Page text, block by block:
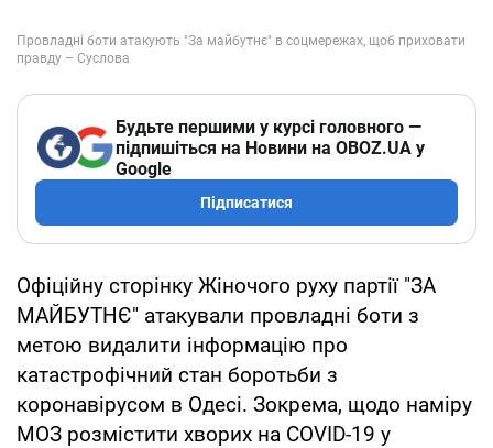
Будьте першими у курсі головного —
підпишіться на Новини на OBOZ.UA у
Google
Підписатися
Офіційну сторінку Жіночого руху партії "ЗА
МАЙБУТНЄ" атакували провладні боти з
метою видалити інформацію про
катастрофічний стан боротьби з
коронавірусом в Одесі. Зокрема, щодо наміру
МОЗ розмістити хворих на COVID-19 у